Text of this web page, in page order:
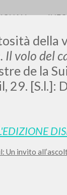
della
Il volo del
de la
29. [S.l.]:
Un invito